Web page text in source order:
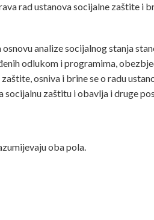
rad ustanova socijalne zaštite i
analize socijalnog stanja
odlukom i programima,
osniva i brine se o radu
zaštitu i obavlja i druge
oba pola.